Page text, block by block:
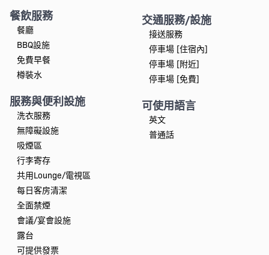
餐飲服務
餐廳
BBQ設施
免費早餐
樽裝水
服務與便利設施
洗衣服務
無障礙設施
吸煙區
行李寄存
共用Lounge/電視區
每日客房清潔
全面禁煙
會議/宴會設施
露台
可提供發票
交通服務/設施
接送服務
停車場 [住宿內]
停車場 [附近]
停車場 [免費]
可使用語言
英文
普通話